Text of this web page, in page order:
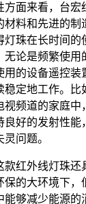
方面来看，台
材料和先进的
灯珠在长时间的
无论是频繁使用
用的设备遥控装
稳定地工作。比
视频道的家庭中
良好的发射性能
问题。
款红外线灯珠还
保的大环境下，
能够减少能源的